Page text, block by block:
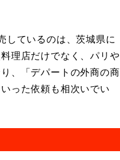
しているのは、茨城県に
理店だけでなく、パリや
、「デパートの外商の商
った依頼も相次いでい